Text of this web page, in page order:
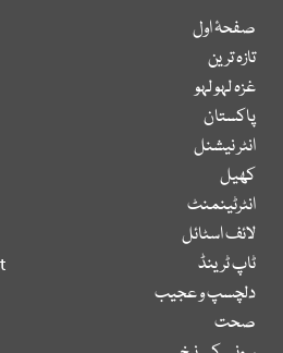
صفحۂ اول
تازہ ترین
غزہ لہو لہو
پاکستان
انٹر نیشنل
کھیل
انٹرٹینمنٹ
لائف اسٹائل
ٹاپ ٹرینڈ
دلچسپ و عجیب
صحت